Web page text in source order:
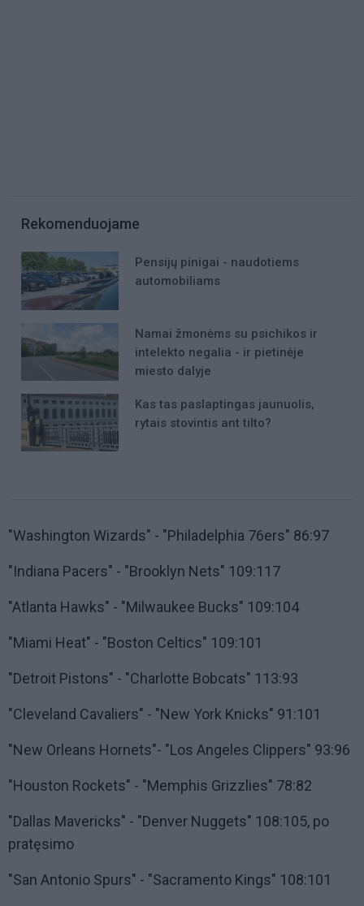
Rekomenduojame
Pensijų pinigai - naudotiems
automobiliams
Namai žmonėms su psichikos ir
intelekto negalia - ir pietinėje
miesto dalyje
Kas tas paslaptingas jaunuolis,
rytais stovintis ant tilto?
"Washington Wizards" - "Philadelphia 76ers" 86:97
"Indiana Pacers" - "Brooklyn Nets" 109:117
"Atlanta Hawks" - "Milwaukee Bucks" 109:104
"Miami Heat" - "Boston Celtics" 109:101
"Detroit Pistons" - "Charlotte Bobcats" 113:93
"Cleveland Cavaliers" - "New York Knicks" 91:101
"New Orleans Hornets"- "Los Angeles Clippers" 93:96
"Houston Rockets" - "Memphis Grizzlies" 78:82
"Dallas Mavericks" - "Denver Nuggets" 108:105, po
pratęsimo
"San Antonio Spurs" - "Sacramento Kings" 108:101